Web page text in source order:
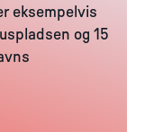
eksempelvis
og 15